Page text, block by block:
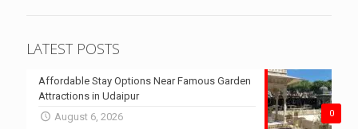
LATEST POSTS
0
Affordable Stay Options Near Famous Garden
Attractions in Udaipur
August 6, 2026